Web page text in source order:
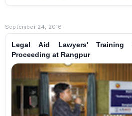
September 24, 2016
Legal Aid Lawyers' Training
Proceeding at Rangpur